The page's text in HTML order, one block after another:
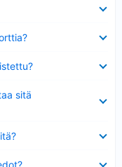
sitä